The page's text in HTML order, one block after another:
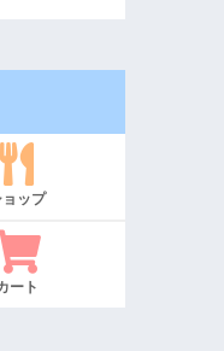
ョップ
ート